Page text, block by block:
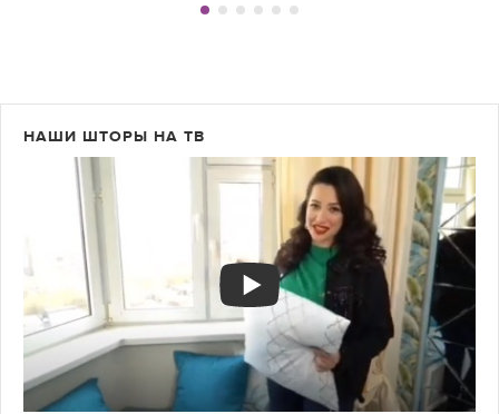
НАШИ ШТОРЫ НА ТВ